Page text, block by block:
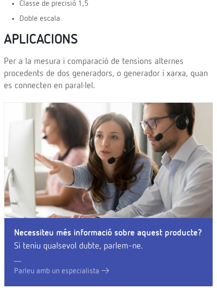
Classe de precisió 1,5
Doble escala
APLICACIONS
Per a la mesura i comparació de tensions alternes
procedents de dos generadors, o generador i xarxa, quan
es connecten en paral·lel.
Necessiteu més informació sobre aquest producte?
Si teniu qualsevol dubte, parlem-ne.
Parleu amb un especialista